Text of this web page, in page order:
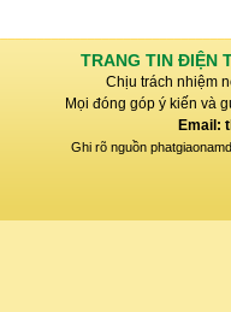
TRANG TIN ĐIỆN
Chịu trách nhiệm
Mọi đóng góp ý kiến và
Email:
Ghi rõ nguồn